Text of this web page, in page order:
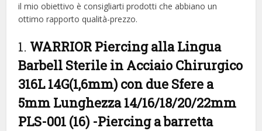
il mio obiettivo è consigliarti prodotti che abbiano un
ottimo rapporto qualità-prezzo.
1. WARRIOR Piercing alla Lingua
Barbell Sterile in Acciaio Chirurgico
316L 14G(1,6mm) con due Sfere a
5mm Lunghezza 14/16/18/20/22mm
PLS-001 (16) -Piercing a barretta